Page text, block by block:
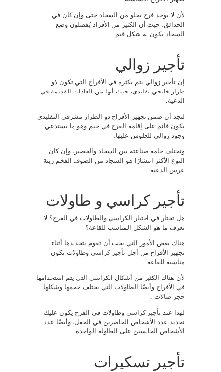
لأن لا يوجد فرح يخلو من السجاد حتى وإن كان في
الحدائق، حيث أن الكثير من الأفراد يُفضلون وضع
السجاد يكون له شكل قيم.
تأجير زوالي
إن تأجير زوالي يتم بكثرة في الأفراح التي تكون ذو
طراز خليجي تقليدي، حيث أنها من العادات القديمة في
الدعية.
لنجد أن ضمن تجهيز الأفراح ذو الطراز مشرفي التقليدي
يكون قائم على إقامة الفرح في خيم وهو ما يستدعي
وجود زوالي للجلوس عليها.
وتختلف خامة صناعته بين السجاد والحصير، وإن كان
النوع الأكثر انتشارًا هو السجاد من الصوف الفخم زينة
عرس الدعية.
تأجير كراسي و طاولات
هل تحتار في اختيار الكراسي والطاولات في الفرح؟ لا
تعرف ما هو الشكل المناسب للقاعة؟
هناك بعض الأمور التي يجب أن تقوم بتحديدها أثناء
تجهيز الأفراح من أجل تأجير كراسي وطاولات تكون
مناسبة للقاعة.
لأن هناك الكثير من أشكال الكراسي التي يتم استخدامها
في الأفراح وأيضًا الطاولات التي يختلف حجمها وشكلها
حجز صالات
لهذا عند تأجير كراسي وطاولات في الفرح يكون عليك
تحديد عدد الأشخاص الحاضرين في الحفل، وأيضًا عدد
الأشخاص الجالسين على الطاولة الواحدة.
تأجير تسكيرات